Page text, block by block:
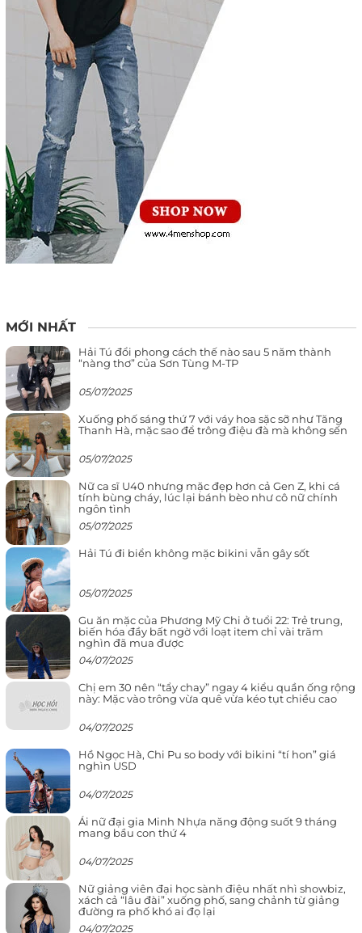
MỚI NHẤT
Hải Tú đổi phong cách thế nào sau 5 năm thành
“nàng thơ” của Sơn Tùng M-TP
05/07/2025
Xuống phố sáng thứ 7 với váy hoa sặc sỡ như Tăng
Thanh Hà, mặc sao để trông điệu đà mà không sến
05/07/2025
Nữ ca sĩ U40 nhưng mặc đẹp hơn cả Gen Z, khi cá
tính bùng cháy, lúc lại bánh bèo như cô nữ chính
ngôn tình
05/07/2025
Hải Tú đi biển không mặc bikini vẫn gây sốt
05/07/2025
Gu ăn mặc của Phương Mỹ Chi ở tuổi 22: Trẻ trung,
biến hóa đầy bất ngờ với loạt item chỉ vài trăm
nghìn đã mua được
04/07/2025
Chị em 30 nên “tẩy chay” ngay 4 kiểu quần ống rộng
này: Mặc vào trông vừa quê vừa kéo tụt chiều cao
04/07/2025
Hồ Ngọc Hà, Chi Pu so body với bikini “tí hon” giá
nghìn USD
04/07/2025
Ái nữ đại gia Minh Nhựa năng động suốt 9 tháng
mang bầu con thứ 4
04/07/2025
Nữ giảng viên đại học sành điệu nhất nhì showbiz,
xách cả “lâu đài” xuống phố, sang chảnh từ giảng
đường ra phố khó ai đọ lại
04/07/2025